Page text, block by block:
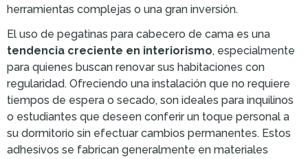
herramientas complejas o una gran inversión.
El uso de pegatinas para cabecero de cama es una
tendencia creciente en interiorismo, especialmente
para quienes buscan renovar sus habitaciones con
regularidad. Ofreciendo una instalación que no requiere
tiempos de espera o secado, son ideales para inquilinos
o estudiantes que deseen conferir un toque personal a
su dormitorio sin efectuar cambios permanentes. Estos
adhesivos se fabrican generalmente en materiales